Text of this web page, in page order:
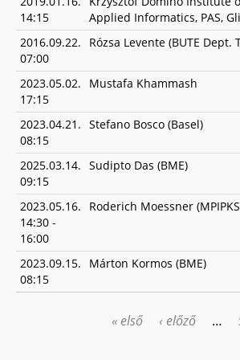
14:15
Applied Informatics, PAS,
2016.09.22.
07:00
Rózsa Levente (BUTE Dept.
2023.05.02.
17:15
Mustafa Khammash
2023.04.21.
08:15
Stefano Bosco (Basel)
2025.03.14.
09:15
Sudipto Das (BME)
2023.05.16.
14:30 -
16:00
Roderich Moessner
2023.09.15.
08:15
Márton Kormos (BME)
« első ‹ előző …